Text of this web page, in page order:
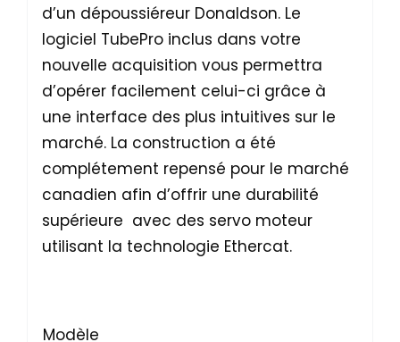
d’un dépoussiéreur Donaldson. Le
logiciel TubePro inclus dans votre
nouvelle acquisition vous permettra
d’opérer facilement celui-ci grâce à
une interface des plus intuitives sur le
marché. La construction a été
complétement repensé pour le marché
canadien afin d’offrir une durabilité
supérieure avec des servo moteur
utilisant la technologie Ethercat.
Modèle